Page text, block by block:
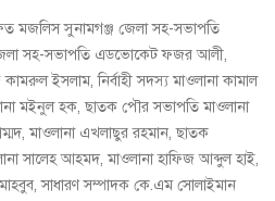
মজলিস সুনামগঞ্জ জেলা সহ-সভাপতি
সহ-সভাপতি এডভোকেট ফজর আলী,
ইসলাম, নির্বাহী সদস্য মাওলানা কামাল
মইনুল হক, ছাতক পৌর সভাপতি মাওলানা
মাওলানা এখলাছুর রহমান, ছাতক
সালেহ আহমদ, মাওলানা হাফিজ আব্দুল হাই,
সাধারণ সম্পাদক কে.এম সোলাইমান